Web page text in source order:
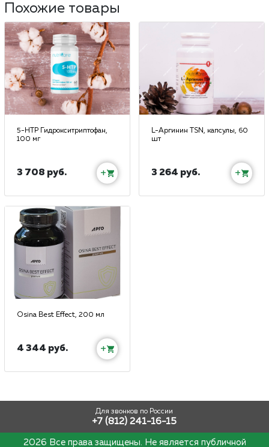
Похожие товары
5-HTP Гидрокситриптофан,
100 мг
3 708 руб. +
L-Аргинин TSN, капсулы, 60
шт
3 264 руб. +
Osina Best Effect, 200 мл
4 344 руб. +
Для звонков по России
+7 (812) 241-16-15
2026 Все права защищены. Не является публичной